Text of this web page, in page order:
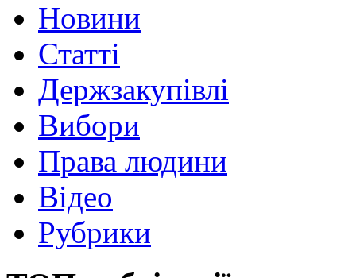
Новини
Статті
Держзакупівлі
Вибори
Права людини
Відео
Рубрики